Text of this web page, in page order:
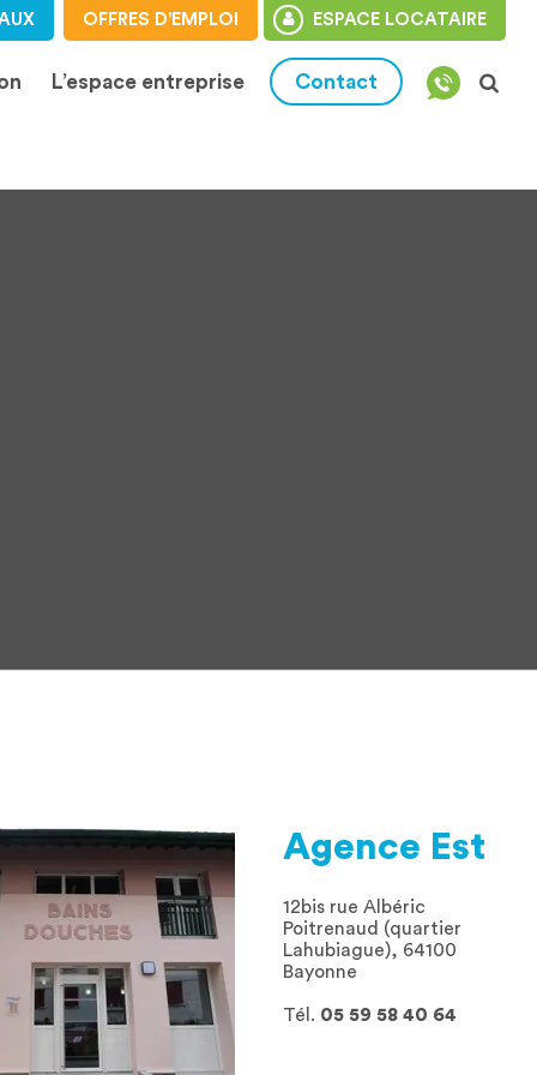
L’espace entreprise Contact
OFFRES D'EMPLOI ESPACE LOCATAIRE
Agence Est
12bis rue Albéric
Poitrenaud (quartier
Lahubiague), 64100
Bayonne
Tél. 05 59 58 40 64